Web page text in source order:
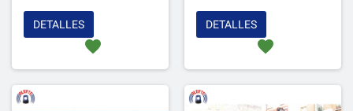
favorite
DETALLES
favorite
DETALLES